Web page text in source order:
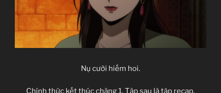
Nụ cười hiếm hoi.
Chính thức kết thúc chặng 1. Tập sau là tập recap.